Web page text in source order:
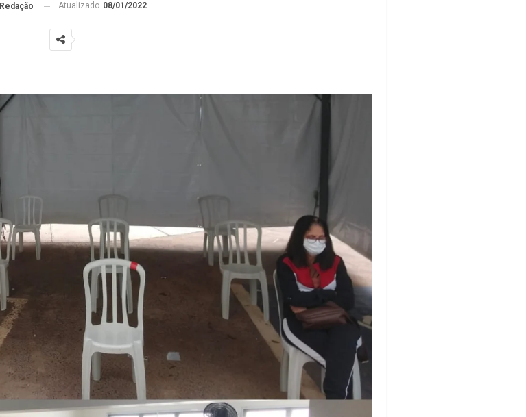
Redação Atualizado 08/01/2022